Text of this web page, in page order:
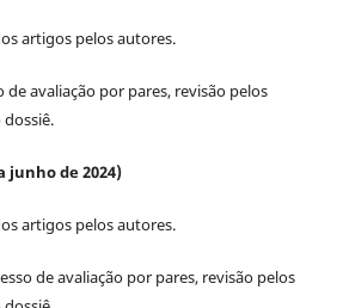
artigos pelos autores.
avaliação por pares, revisão pelos
junho de 2024)
artigos pelos autores.
de avaliação por pares, revisão pelos